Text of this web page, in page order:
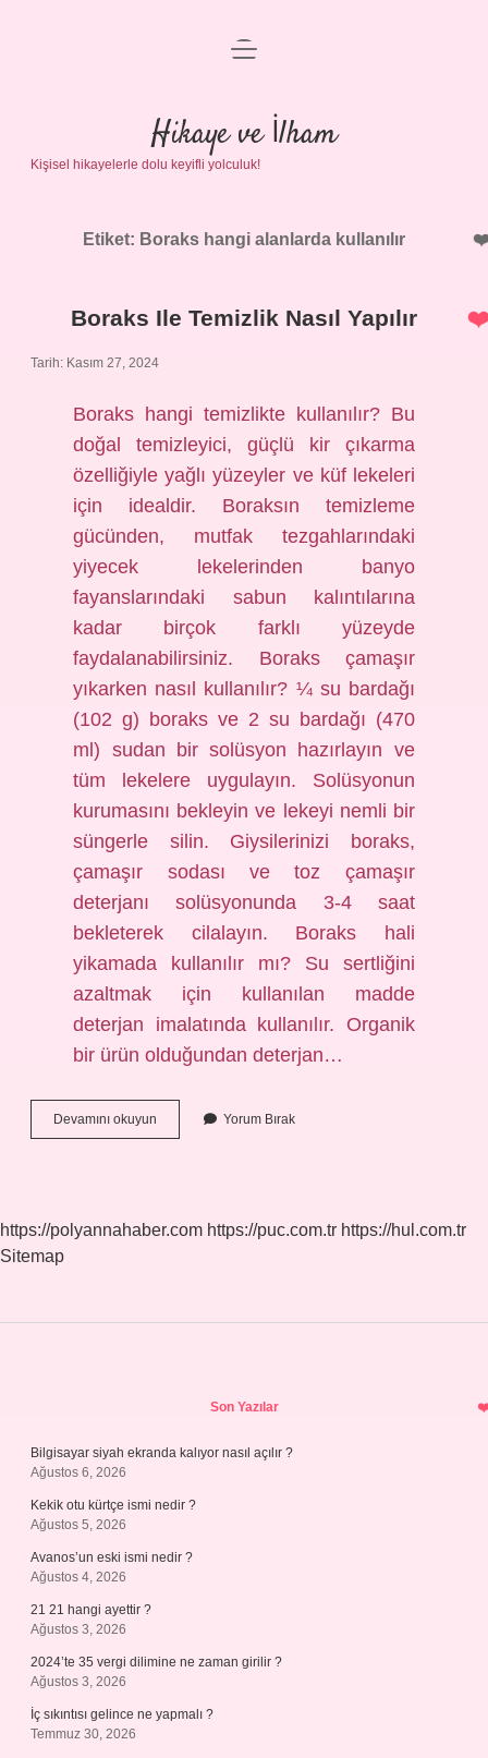
Anasayfa
Gizlilik Politikası
Yasal Uyarı
menüyü
Hikaye ve İlham
Kişisel hikayelerle dolu keyifli yolculuk!
Etiket: Boraks hangi alanlarda kullanılır
Boraks Ile Temizlik Nasıl Yapılır
Tarih: Kasım 27, 2024
Boraks hangi temizlikte kullanılır? Bu
doğal temizleyici, güçlü kir çıkarma
özelliğiyle yağlı yüzeyler ve küf lekeleri
için idealdir. Boraksın temizleme
gücünden, mutfak tezgahlarındaki
yiyecek lekelerinden banyo
fayanslarındaki sabun kalıntılarına
kadar birçok farklı yüzeyde
faydalanabilirsiniz. Boraks çamaşır
yıkarken nasıl kullanılır? ¼ su bardağı
(102 g) boraks ve 2 su bardağı (470
ml) sudan bir solüsyon hazırlayın ve
tüm lekelere uygulayın. Solüsyonun
kurumasını bekleyin ve lekeyi nemli bir
süngerle silin. Giysilerinizi boraks,
çamaşır sodası ve toz çamaşır
deterjanı solüsyonunda 3-4 saat
bekleterek cilalayın. Boraks hali
yikamada kullanılır mı? Su sertliğini
azaltmak için kullanılan madde
deterjan imalatında kullanılır. Organik
bir ürün olduğundan deterjan…
Devamını okuyun
Ile
Yorum Bırak
https://polyannahaber.com https://puc.com.tr https://hul.com.tr
Sitemap
Son Yazılar
Bilgisayar siyah ekranda kalıyor nasıl açılır ?
Ağustos 6, 2026
Kekik otu kürtçe ismi nedir ?
Ağustos 5, 2026
Avanos’un eski ismi nedir ?
Ağustos 4, 2026
21 21 hangi ayettir ?
Ağustos 3, 2026
2024’te 35 vergi dilimine ne zaman girilir ?
Ağustos 3, 2026
İç sıkıntısı gelince ne yapmalı ?
Temmuz 30, 2026